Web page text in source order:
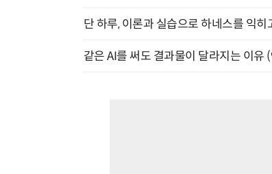
단 하루, 이론과 실습으로 하네스를 익
같은 AI를 써도 결과물이 달라지는 이유